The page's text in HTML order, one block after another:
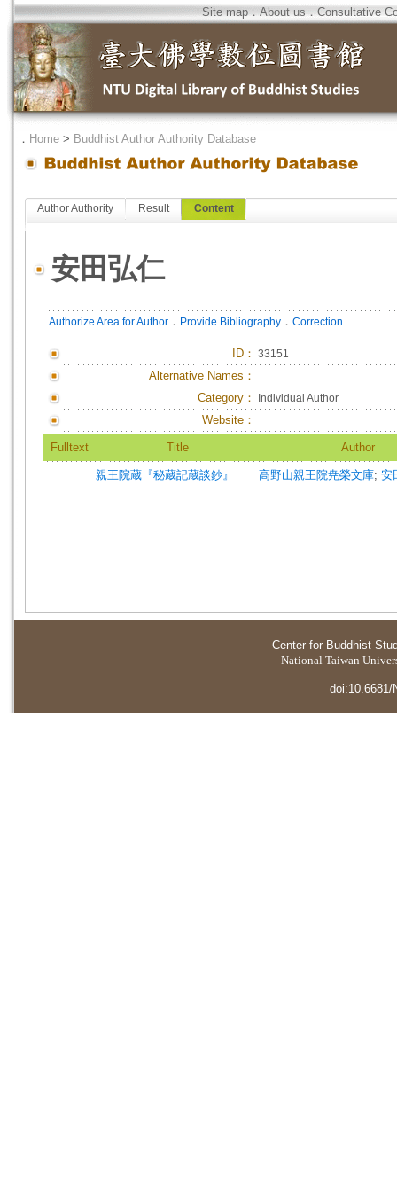
Site map．About us．Consultative
． Home > Buddhist Author Authority Database
Author Authority Result Content
安田弘仁
Authorize Area for Author ． Provide Bibliography ． Correction
ID ： 33151
Alternative Names：
Category：
Individual Author
Website：
Fulltext Title Author
親王院蔵『秘蔵記蔵談鈔』 高野山親王院尭榮文庫; 安
Center for Buddhist
National Taiwan
doi:10.6681/